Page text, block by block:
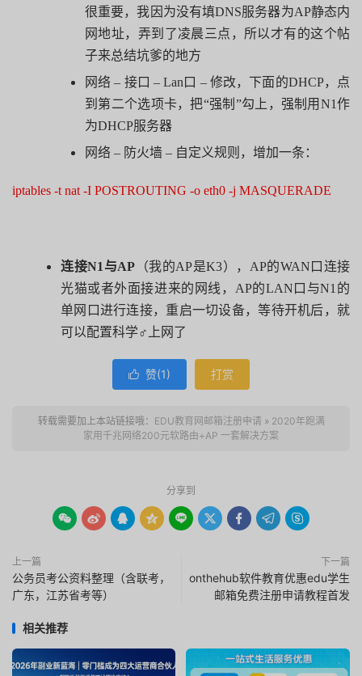
很重要，我因为没有填DNS服务器为AP静态内
网地址，弄到了凌晨三点，所以才有的这个帖
子来总结坑爹的地方
网络 – 接口 – Lan 口 – 修改，下面的DHCP，点
到第二个选项卡，把“强制”勾上，强制用 N1作
为DHCP服务器
网络 – 防火墙 – 自定义规则，增加一条：
iptables -t nat -I POSTROUTING -o eth0 -j MASQUERADE
连接N1 与AP （我的AP是K3）， AP的WAN 口连接
光猫或者外面接进来的网线， AP的LAN 口与N1 的
单网口进行连接，重启一切设备，等待开机后，就
可以配置科学♂上网了
 赞(1) 打赏
转载需要加上本站链接哦： EDU教育网邮箱注册申请 » 2020年跑满
家用千兆网络200元软路由+AP 一套解决方案
分享到
        
上一篇
公务员考公资料整理（含联考，
广东，江苏省考等）
下一篇
onthehub软件教育优惠edu学生
邮箱免费注册申请教程首发
相关推荐